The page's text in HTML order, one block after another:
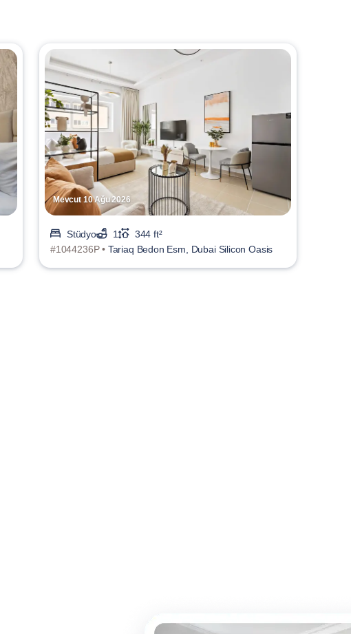
Mevcut 10 Ağu 2026
Stüdyo 1
344 ft²
#1044236P • Tariaq Bedon Esm, Dubai Silicon Oasis